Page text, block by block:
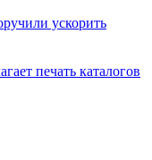
ускорить
печать каталогов